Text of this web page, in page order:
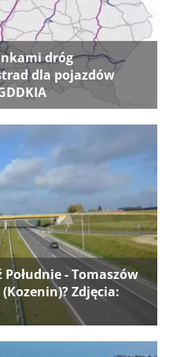
dróg
dla pojazdów
Południe - Tomaszów
Zdjęcia: